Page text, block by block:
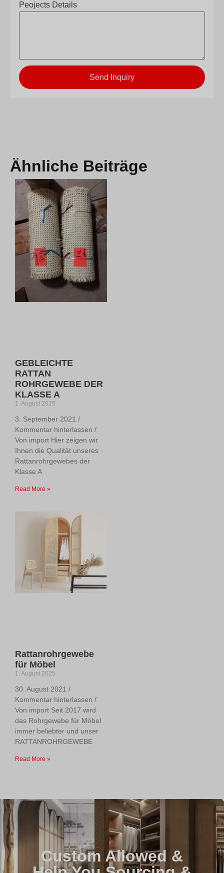
Peojects Details
Send Inquiry
Ähnliche Beiträge
GEBLEICHTE
RATTAN
ROHRGEWEBE DER
KLASSE A
1. August 2025
3. September 2021 /
Kommentar hinterlassen /
Von import Hier zeigen wir
Ihnen die Qualität unseres
Rattanrohrgewebes der
Klasse A
Read More »
Rattanrohrgewebe
für Möbel
1. August 2025
30. August 2021 /
Kommentar hinterlassen /
Von import Seit 2017 wird
das Rohrgewebe für Möbel
immer beliebter und unser
RATTANROHRGEWEBE
Read More »
Custom Allowed &